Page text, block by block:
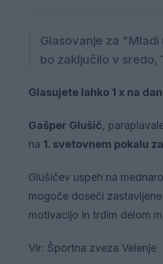
Glasovanje za "Mladi
bo zaključilo v sredo,
Glasujete lahko 1 x na
Gašper Glušič,
na 1. svetovnem pokalu
Glušičev uspeh na
mogoče doseči
motivacijo in trdim delom
Vir: Športna zveza Velenje